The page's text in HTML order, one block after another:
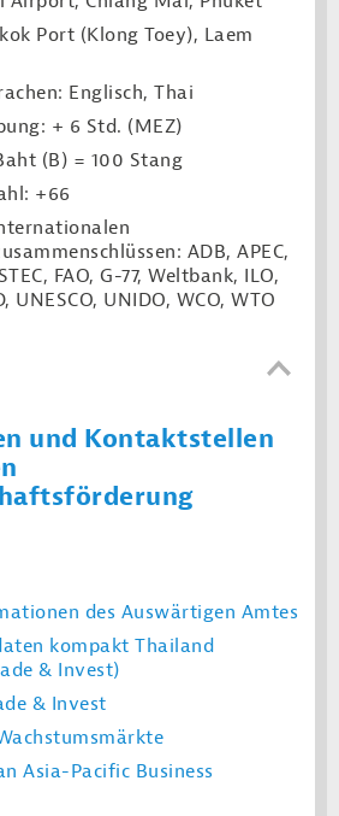
Port (Klong Toey), Laem
Englisch, Thai
+ 6 Std. (MEZ)
(B) = 100 Stang
+66
ADB, APEC,
FAO, G-77, Weltbank, ILO,
UNESCO, UNIDO, WCO, WTO
und Kontaktstellen
des Auswärtigen Amtes
kompakt Thailand
& Invest)
& Invest
Asia-Pacific Business